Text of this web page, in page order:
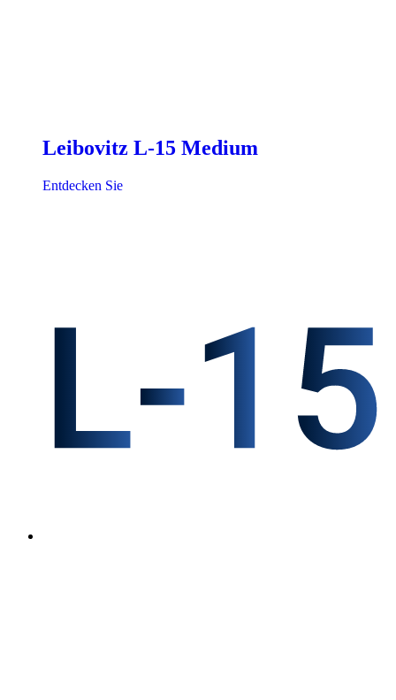
Leibovitz L-15 Medium
Entdecken Sie